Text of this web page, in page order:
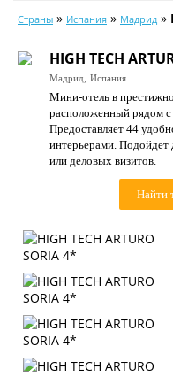
Календарь туров
Цены дня
Страны
Как купить
Страны » Испания » Мадрид »
HIGH TECH
Мадрид, Испания
Мини-отель в
расположенный рядом с
Предоставляет 44
интерьерами. Подойдет
или деловых визитов.
Найти